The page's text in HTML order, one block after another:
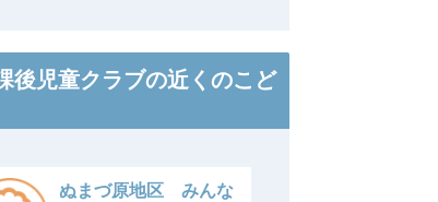
後児童クラブの近くのこど
ぬまづ原地区 みんな